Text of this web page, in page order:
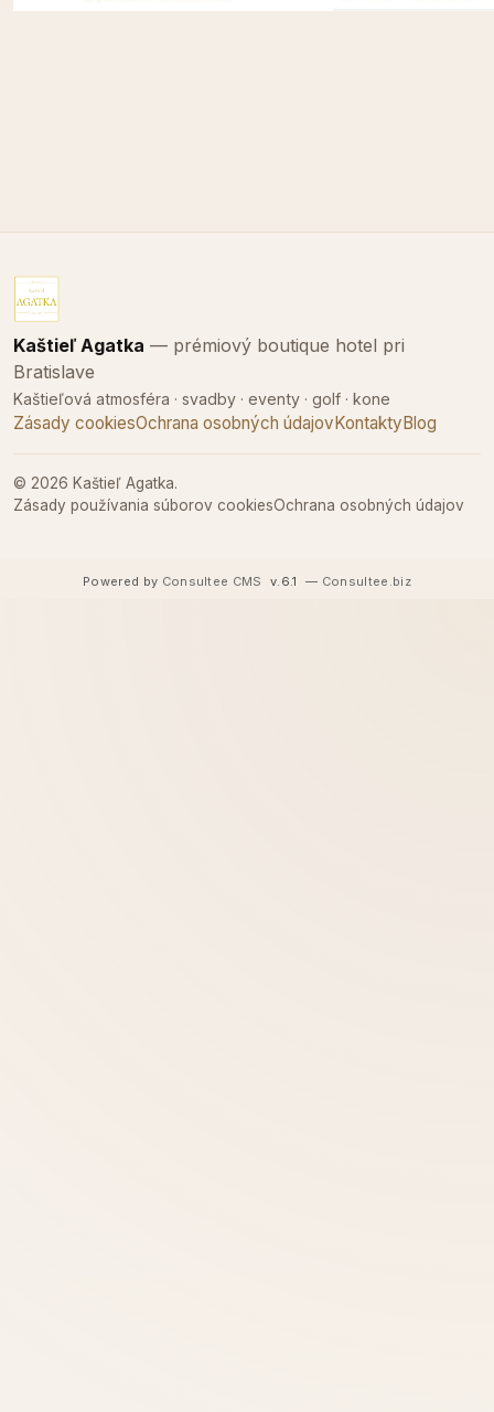
Kaštieľ Agatka — prémiový boutique hotel pri
Bratislave
Kaštieľová atmosféra · svadby · eventy · golf · kone
Zásady cookiesOchrana osobných údajov Kontakty Blog
© 2026 Kaštieľ Agatka.
Zásady používania súborov cookiesOchrana osobných údajov
Powered by Consultee CMS v.6.1 — Consultee.biz